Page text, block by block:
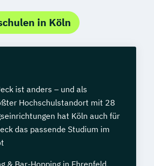
in Köln
ist anders – und als
Hochschulstandort mit 28
hat Köln auch für
das passende Studium im